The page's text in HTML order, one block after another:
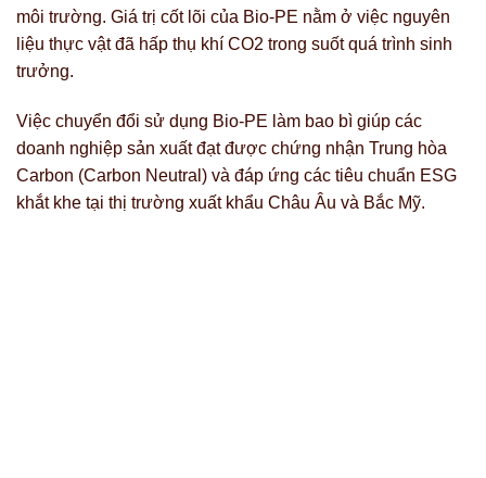
môi trường. Giá trị cốt lõi của Bio-PE nằm ở việc nguyên
liệu thực vật đã hấp thụ khí CO2 trong suốt quá trình sinh
trưởng.
Việc chuyển đổi sử dụng Bio-PE làm bao bì giúp các
doanh nghiệp sản xuất đạt được chứng nhận Trung hòa
Carbon (Carbon Neutral) và đáp ứng các tiêu chuẩn ESG
khắt khe tại thị trường xuất khẩu Châu Âu và Bắc Mỹ.